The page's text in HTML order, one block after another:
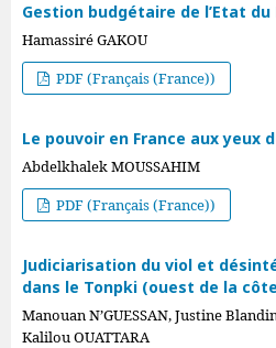
Gestion budgétaire de l’Etat du
Hamassiré GAKOU
PDF (Français (France))
Le pouvoir en France aux yeux
Abdelkhalek MOUSSAHIM
PDF (Français (France))
Judiciarisation du viol et
dans le Tonpki (ouest de la
Manouan N’GUESSAN, Justine
Kalilou OUATTARA